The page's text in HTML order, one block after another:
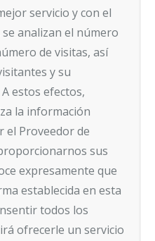
servicio y con el
analizan el número
de visitas, así
y su
estos efectos,
la información
el Proveedor de
sus
expresamente que
establecida en esta
todos los
ofrecerle un servicio